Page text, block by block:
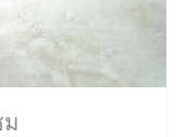
ม